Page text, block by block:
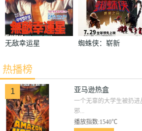
无敌幸运星
蜘蛛侠：崭新
热播榜
1 亚马逊热盒
一个无辜的大学生被扔
邪...
播放指数:1540℃